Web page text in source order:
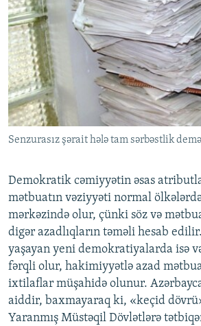
FOTOQALEREYA
İNFOQRAFIKA
KARIKATURA
OXU ZALI
AZƏRBAYCAN ƏDƏBIYYATI KITABXANASI
İSLAM VƏ DEMOKRATIYA
İZ - MƏDƏNIYYƏT PROQRAMI
HAQQIMIZDA
MISSIYAMIZ
PEŞƏ ETIKASI VƏ JURNALISTIKA
MATERIALLARIMIZDAN ISTIFADƏ
AZADLIQRADIOSU MOBIL TELEFONUNUZDA
BIZIMLƏ ƏLAQƏ
BIZI IZLƏ
RFE/RL-in bütün saytları
Senzurasız şərait hələ tam sərbəstlik
Demokratik cəmiyyətin əsas
mətbuatın vəziyyəti normal
mərkəzində olur, çünki söz və
digər azadlıqların təməli hesab
yaşayan yeni demokratiyalarda isə
fərqli olur, hakimiyyətlə azad
ixtilaflar müşahidə olunur.
aiddir, baxmayaraq ki, «keçid
Yaranmış Müstəqil Dövlətlərə